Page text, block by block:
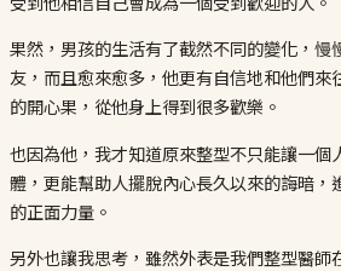
果然，男孩的生活有了截然不同的變化，慢
友，而且愈來愈多，他更有自信地和他們來
的開心果，從他身上得到很多歡樂。
也因為他，我才知道原來整型不只能讓一個
體，更能幫助人擺脫內心長久以來的誨暗，
的正面力量。
另外也讓我思考，雖然外表是我們整型醫師